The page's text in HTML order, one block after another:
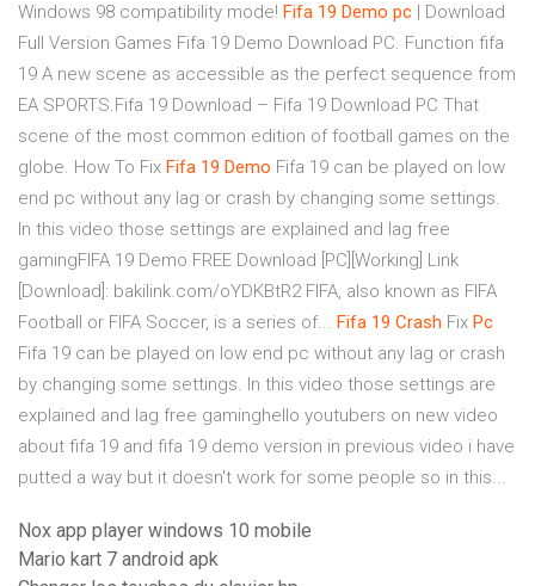
Windows 98 compatibility mode! Fifa 19 Demo pc | Download
Full Version Games Fifa 19 Demo Download PC. Function fifa
19 A new scene as accessible as the perfect sequence from
EA SPORTS.Fifa 19 Download – Fifa 19 Download PC That
scene of the most common edition of football games on the
globe. How To Fix Fifa 19 Demo Fifa 19 can be played on low
end pc without any lag or crash by changing some settings.
In this video those settings are explained and lag free
gamingFIFA 19 Demo FREE Download [PC][Working] Link
[Download]: bakilink.com/oYDKBtR2 FIFA, also known as FIFA
Football or FIFA Soccer, is a series of... Fifa 19 Crash Fix Pc
Fifa 19 can be played on low end pc without any lag or crash
by changing some settings. In this video those settings are
explained and lag free gaminghello youtubers on new video
about fifa 19 and fifa 19 demo version in previous video i have
putted a way but it doesn't work for some people so in this...
Nox app player windows 10 mobile
Mario kart 7 android apk